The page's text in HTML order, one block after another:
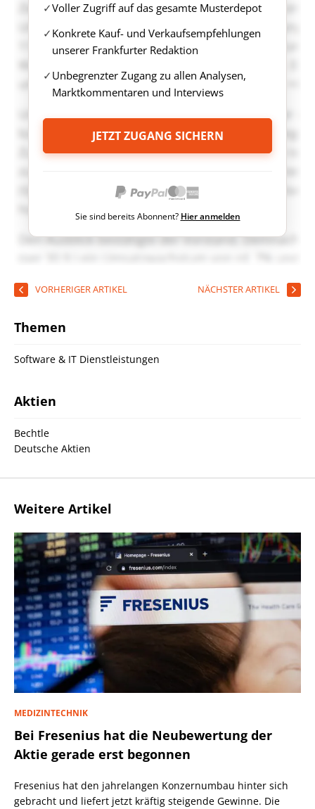
Voller Zugriff auf das gesamte Musterdepot
Konkrete Kauf- und Verkaufsempfehlungen
unserer Frankfurter Redaktion
Unbegrenzter Zugang zu allen Analysen,
Marktkommentaren und Interviews
JETZT ZUGANG SICHERN
Sie sind bereits Abonnent? Hier anmelden
VORHERIGER ARTIKEL NÄCHSTER ARTIKEL
Themen
Software & IT Dienstleistungen
Aktien
Bechtle
Deutsche Aktien
Weitere Artikel
MEDIZINTECHNIK
Bei Fresenius hat die Neubewertung der
Aktie gerade erst begonnen
Fresenius hat den jahrelangen Konzernumbau hinter sich
gebracht und liefert jetzt kräftig steigende Gewinne. Die